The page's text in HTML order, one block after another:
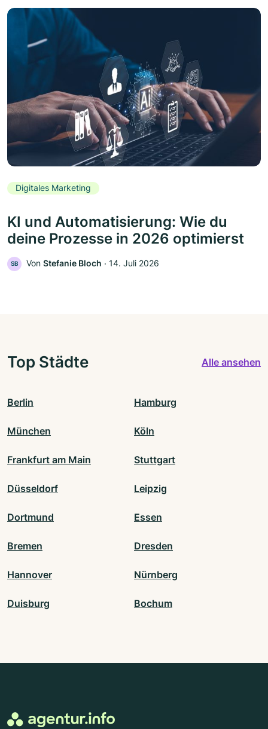
Digitales Marketing
KI und Automatisierung: Wie du
deine Prozesse in 2026 optimierst
SB Von Stefanie Bloch ‧ 14. Juli 2026
Top Städte Alle ansehen
Berlin Hamburg
München Köln
Frankfurt am Main Stuttgart
Düsseldorf Leipzig
Dortmund Essen
Bremen Dresden
Hannover Nürnberg
Duisburg Bochum